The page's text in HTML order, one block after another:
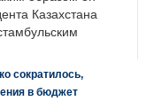
Казахстана
сократилось,
в бюджет